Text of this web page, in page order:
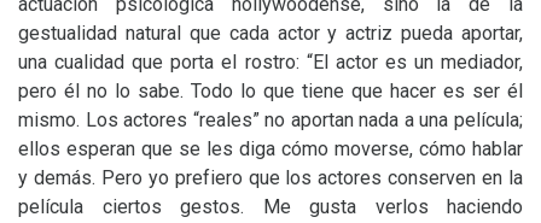
gestualidad natural que cada actor y actriz pueda aportar,
una cualidad que porta el rostro: “El actor es un mediador,
pero él no lo sabe. Todo lo que tiene que hacer es ser él
mismo. Los actores “reales” no aportan nada a una película;
ellos esperan que se les diga cómo moverse, cómo hablar
y demás. Pero yo prefiero que los actores conserven en la
película ciertos gestos. Me gusta verlos haciendo